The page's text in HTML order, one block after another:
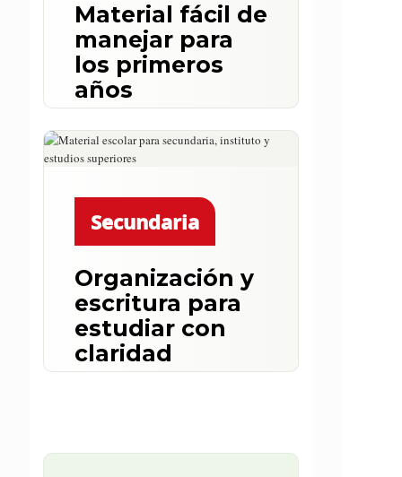
Material fácil de
manejar para
los primeros
años
practicar escritura, dibujo,
color, autonomía y
aprendizaje progresivo en
infantil y primaria.
Secundaria
Organización y
escritura para
estudiar con
claridad
apuntes, exámenes y estudio